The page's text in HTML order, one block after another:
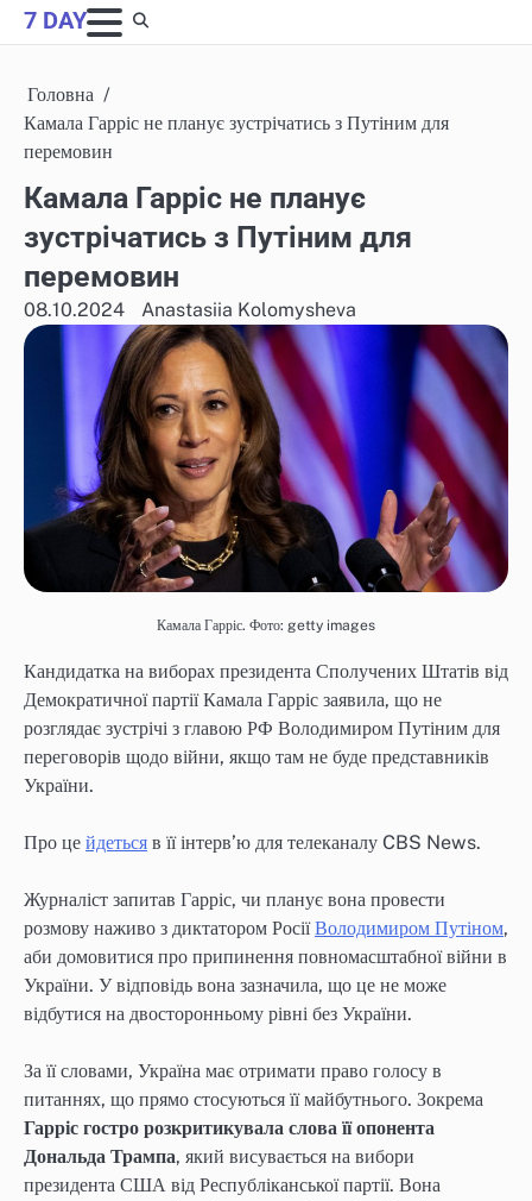
Skip
to
7 DAY
Головна
Камала Гарріс не планує зустрічатись з Путіним для
перемовин
Камала Гарріс не планує
зустрічатись з Путіним для
перемовин
08.10.2024 Anastasiia Kolomysheva
Камала Гарріс. Фото: getty images
Кандидатка на виборах президента Сполучених Штатів від
Демократичної партії Камала Гарріс заявила, що не
розглядає зустрічі з главою РФ Володимиром Путіним для
переговорів щодо війни, якщо там не буде представників
України.
Про це йдеться в її інтерв’ю для телеканалу CBS News.
Журналіст запитав Гарріс, чи планує вона провести
розмову наживо з диктатором РосіїВолодимиром Путіном,
аби домовитися про припинення повномасштабної війни в
України. У відповідь вона зазначила, що це не може
відбутися на двосторонньому рівні без України.
За її словами, Україна має отримати право голосу в
питаннях, що прямо стосуються її майбутнього. Зокрема
Гарріс гостро розкритикувала слова її опонента
Дональда Трампа, який висувається на вибори
президента США від Республіканської партії. Вона